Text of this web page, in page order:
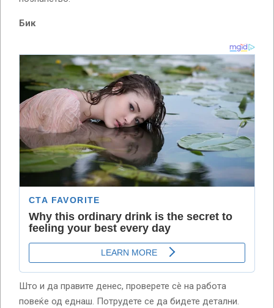
Бик
Што и да правите денес, проверете сè на работа
повеќе од еднаш. Потрудете се да бидете детални.